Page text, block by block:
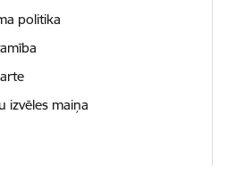
politika
izvēles maiņa